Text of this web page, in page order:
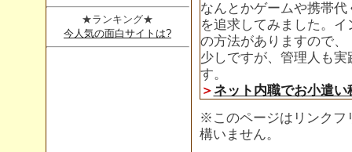
なんとかゲームや携帯
を追求してみました。
の方法がありますので、
少しですが、管理人も
す。
＞ ネット内職でお小遣い
※このページはリンクフ
構いません。
★ランキング★
今人気の面白サイトは?